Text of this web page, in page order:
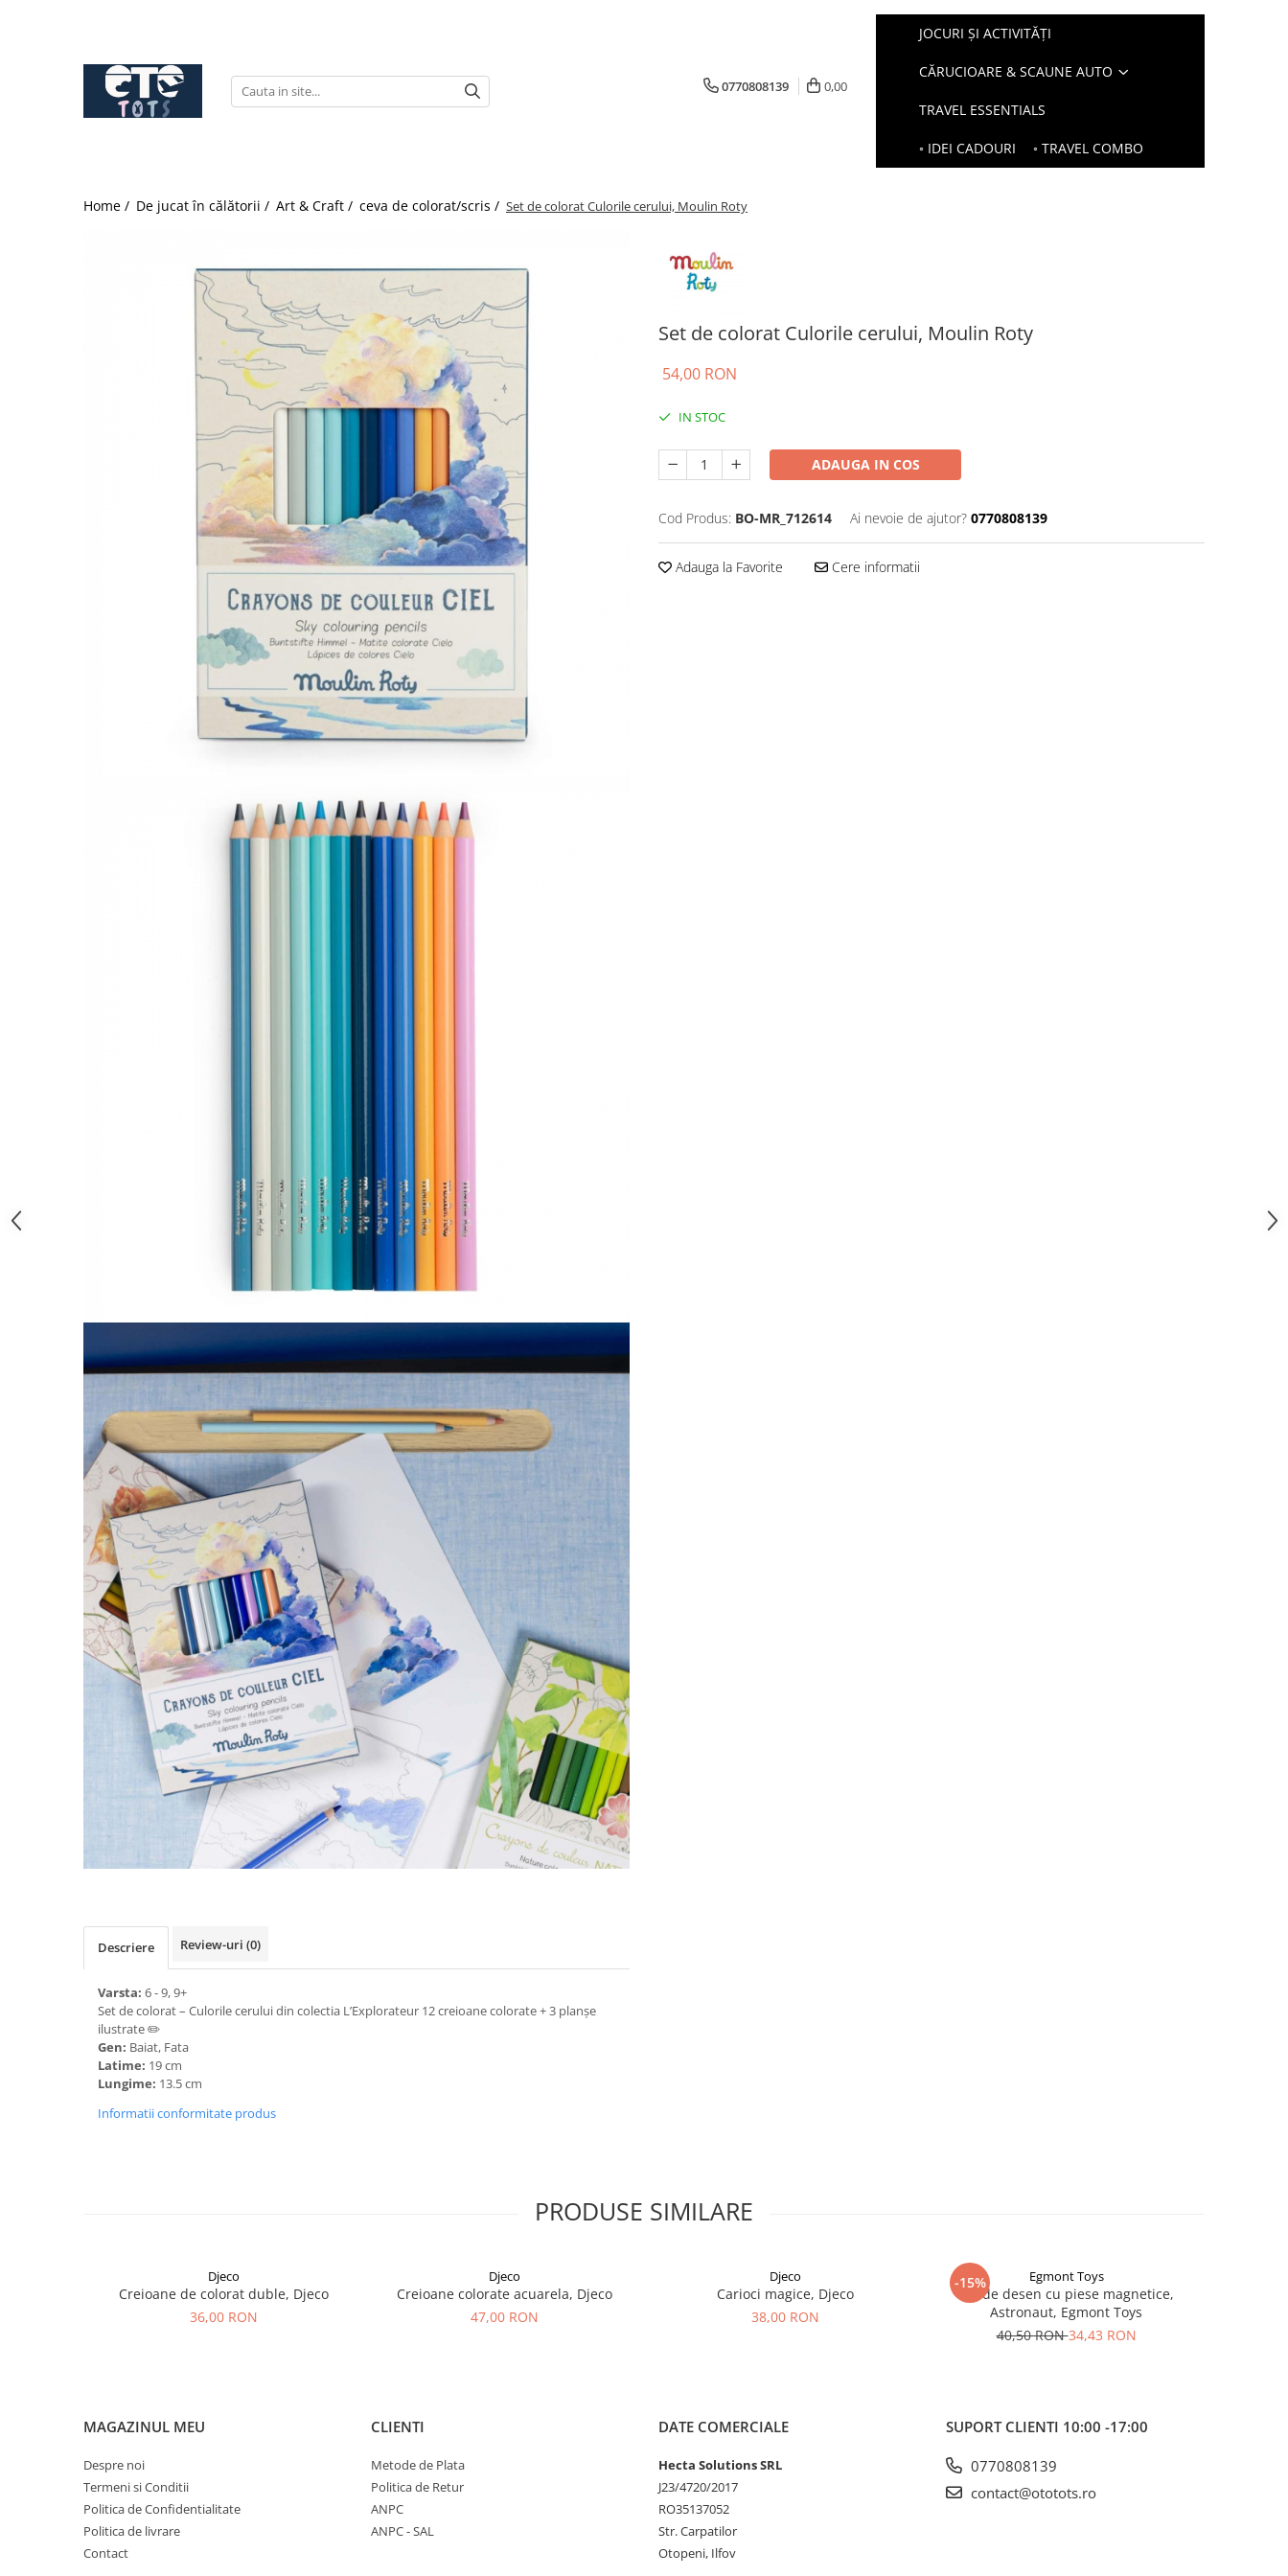
CĂRUCIOARE & SCAUNE AUTO
cărucioare YOYO
0770808139 0,00
JOCURI ȘI ACTIVITĂȚI
CĂRUCIOARE & SCAUNE AUTO
TRAVEL ESSENTIALS
◦ IDEI CADOURI ◦ TRAVEL COMBO
Home / De jucat în călătorii / Art & Craft / ceva de colorat/scris / Set de colorat Culorile cerului, Moulin Roty
Set de colorat Culorile cerului, Moulin Roty
54,00 RON
IN STOC
ADAUGA IN COS
Cod Produs: BO-MR_712614 Ai nevoie de ajutor? 0770808139
Adauga la Favorite Cere informatii
Descriere Review-uri (0)
Varsta: 6 - 9, 9+
Set de colorat – Culorile cerului din colectia L’Explorateur 12 creioane colorate + 3 planșe
ilustrate ✏️
Gen: Baiat, Fata
Latime: 19 cm
Lungime: 13.5 cm
Informatii conformitate produs
PRODUSE SIMILARE
Djeco
Creioane de colorat duble, Djeco
36,00 RON
Djeco
Creioane colorate acuarela, Djeco
47,00 RON
Djeco
Carioci magice, Djeco
38,00 RON
-15% Egmont Toys
Set de desen cu piese magnetice,
Astronaut, Egmont Toys
40,50 RON34,43 RON
MAGAZINUL MEU
Despre noi
Termeni si Conditii
Politica de Confidentialitate
Politica de livrare
Contact
CLIENTI
Metode de Plata
Politica de Retur
ANPC
ANPC - SAL
DATE COMERCIALE
Hecta Solutions SRL
J23/4720/2017
RO35137052
Str. Carpatilor
Otopeni, Ilfov
SUPORT CLIENTI 10:00 -17:00
0770808139
contact@ototots.ro